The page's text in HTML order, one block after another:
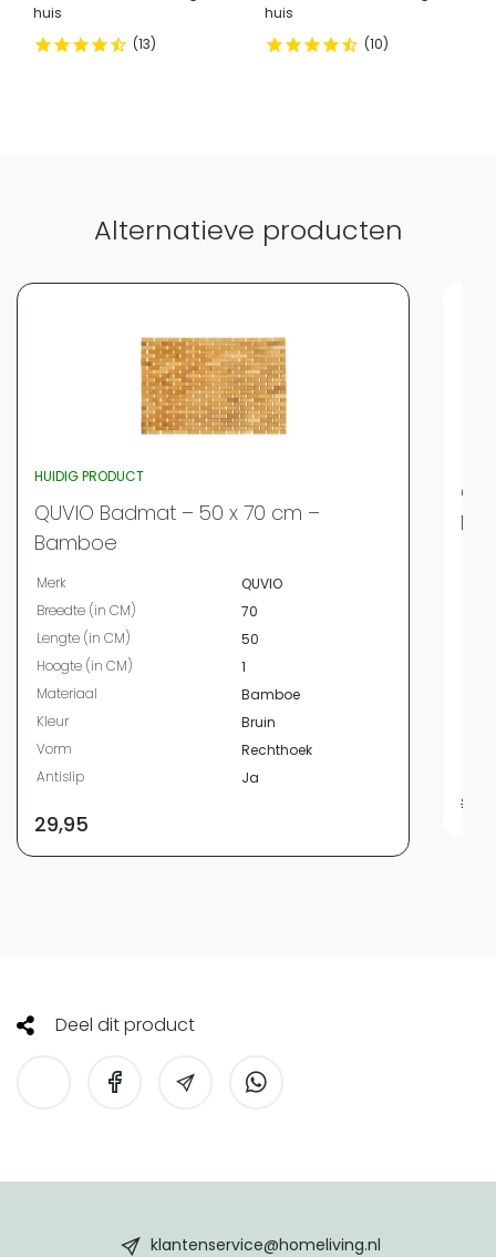
huis
13
huis
10
Alternatieve producten
HUIDIG PRODUCT
QUVIO Badmat – 50 x 70 cm –
Bamboe
Merk
QUVIO
Breedte (in CM)
70
Lengte (in CM)
50
Hoogte (in CM)
1
Materiaal
Bamboe
Kleur
Bruin
Vorm
Rechthoek
Antislip
Ja
29,95
22,95
Deel dit product
klantenservice@homeliving.nl